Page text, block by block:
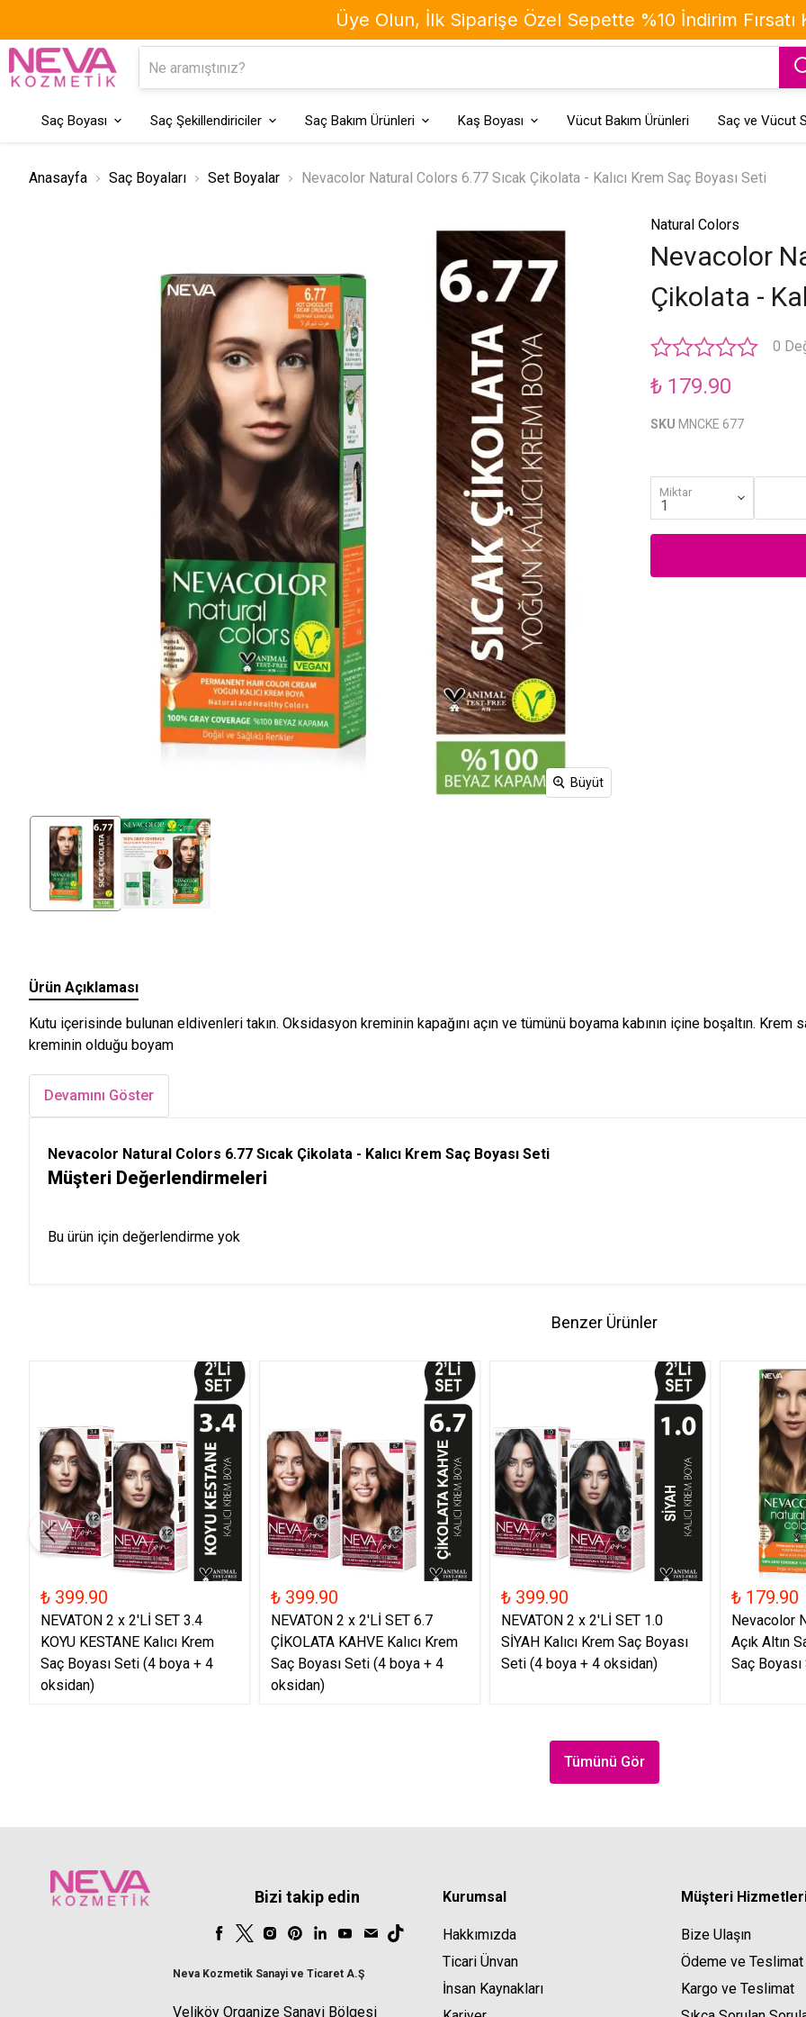
Saç Boyası Saç Şekillendiriciler Saç Bakım Ürünleri Kaş Boyası Vücut Bakım Ürünleri Saç ve Vücut
Anasayfa Saç Boyaları Set Boyalar Nevacolor Natural Colors 6.77 Sıcak Çikolata - Kalıcı Krem Saç Boyası Seti
Büyüt
Natural Colors
Nevacolor
Çikolata -
0
₺ 179.90
SKU MNCKE 677
Miktar
Ürün Açıklaması
Kutu içerisinde bulunan eldivenleri takın. Oksidasyon kreminin kapağını açın ve tümünü boyama kabının içine boşaltın. Krem
kreminin olduğu boyam
Devamını Göster
Nevacolor Natural Colors 6.77 Sıcak Çikolata - Kalıcı Krem Saç Boyası Seti
Müşteri Değerlendirmeleri
Bu ürün için değerlendirme yok
Benzer Ürünler
₺ 399.90
NEVATON 2 x 2'Lİ SET 3.4
KOYU KESTANE Kalıcı Krem
Saç Boyası Seti (4 boya + 4
oksidan)
₺ 399.90
NEVATON 2 x 2'Lİ SET 6.7
ÇİKOLATA KAHVE Kalıcı Krem
Saç Boyası Seti (4 boya + 4
oksidan)
₺ 399.90
NEVATON 2 x 2'Lİ SET 1.0
SİYAH Kalıcı Krem Saç Boyası
Seti (4 boya + 4 oksidan)
₺ 179.90
Nevacolor
Açık Altın
Saç
Tümünü Gör
Bizi takip edin
Neva Kozmetik Sanayi ve Ticaret A.Ş
Veliköy Organize Sanayi Bölgesi
Kurumsal
Hakkımızda
Ticari Ünvan
İnsan Kaynakları
Müşteri
Bize Ulaşın
Ödeme ve Teslimat
Kargo ve Teslimat
Üye Olun, İlk Siparişe Özel Sepette %10 İndirim Fırsatı